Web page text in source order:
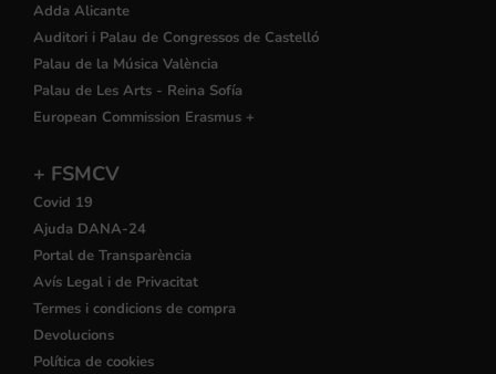
Adda Alicante
Auditori i Palau de Congressos de Castelló
Palau de la Música València
Palau de Les Arts - Reina Sofía
European Commission Erasmus +
+ FSMCV
Covid 19
Ajuda DANA-24
Portal de Transparència
Avís Legal i de Privacitat
Termes i condicions de compra
Devolucions
Política de cookies